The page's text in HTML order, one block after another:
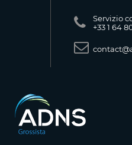
Servizio
+33 1 64